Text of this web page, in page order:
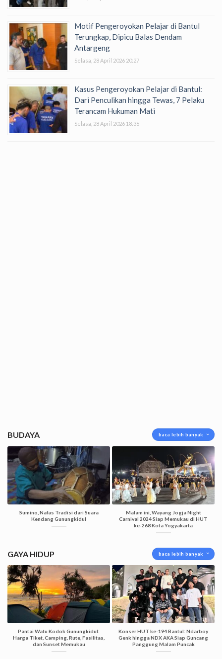
Motif Pengeroyokan Pelajar di Bantul
Terungkap, Dipicu Balas Dendam
Antargeng
Selasa, 28 April 2026 20:27
Kasus Pengeroyokan Pelajar di Bantul:
Dari Penculikan hingga Tewas, 7 Pelaku
Terancam Hukuman Mati
Selasa, 28 April 2026 18:36
BUDAYA baca lebih banyak
Sumino, Nafas Tradisi dari Suara
Kendang Gunungkidul
Malam ini, Wayang Jogja Night
Carnival 2024 Siap Memukau di HUT
ke-268 Kota Yogyakarta
GAYA HIDUP baca lebih banyak
Pantai Watu Kodok Gunungkidul:
Harga Tiket, Camping, Rute, Fasilitas,
dan Sunset Memukau
Konser HUT ke-194 Bantul: Ndarboy
Genk hingga NDX AKA Siap Guncang
Panggung Malam Puncak